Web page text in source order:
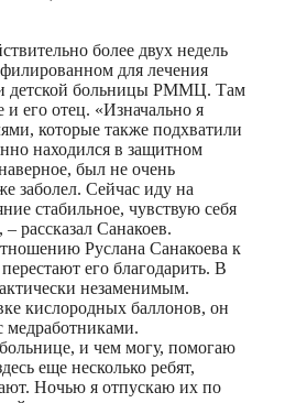
более двух недель
для лечения
детской больницы РММЦ. Там
и его отец. «Изначально я
которые также подхватили
находился в защитном
был не очень
заболел. Сейчас иду на
стабильное, чувствую себя
рассказал Санакоев.
Руслана Санакоева к
его благодарить. В
незаменимым.
кислородных баллонов, он
медработниками.
и чем могу, помогаю
еще несколько ребят,
Ночью я отпускаю их по